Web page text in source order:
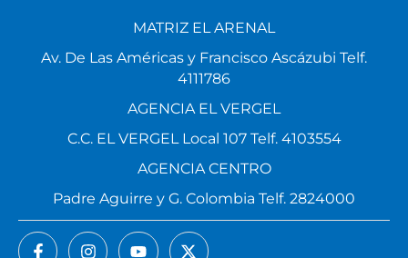
MATRIZ EL ARENAL
Av. De Las Américas y Francisco Ascázubi Telf.
4111786
AGENCIA EL VERGEL
C.C. EL VERGEL Local 107 Telf. 4103554
AGENCIA CENTRO
Padre Aguirre y G. Colombia Telf. 2824000